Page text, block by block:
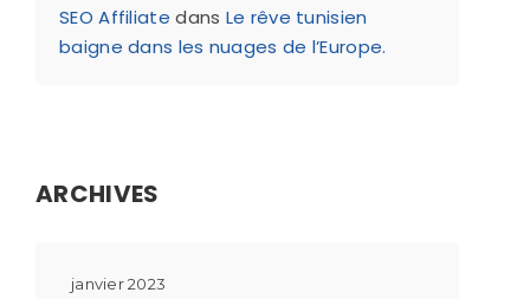
SEO Affiliate dans Le rêve tunisien
baigne dans les nuages de l’Europe.
ARCHIVES
janvier 2023